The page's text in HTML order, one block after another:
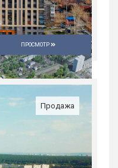
ПРОСМОТР
Продажа